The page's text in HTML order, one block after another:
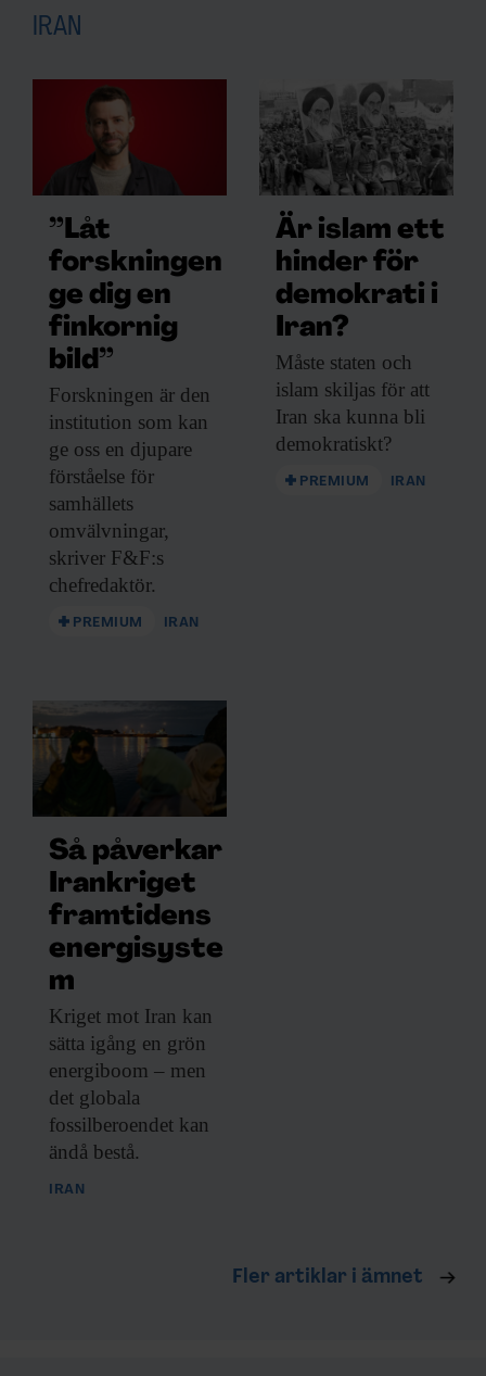
IRAN
”Låt
forskningen
ge dig en
finkornig
bild”
Forskningen är den
institution som kan
ge oss en djupare
förståelse för
samhällets
omvälvningar,
skriver F&F:s
chefredaktör.
PREMIUM IRAN
Är islam ett
hinder för
demokrati i
Iran?
Måste staten och
islam skiljas för att
Iran ska kunna bli
demokratiskt?
PREMIUM IRAN
Så påverkar
Irankriget
framtidens
energisyste
m
Kriget mot Iran kan
sätta igång en grön
energiboom – men
det globala
fossilberoendet kan
ändå bestå.
IRAN
Fler artiklar i ämnet